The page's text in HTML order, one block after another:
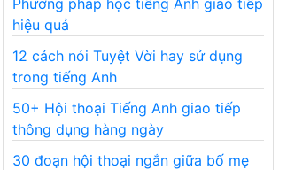
hiệu quả
12 cách nói Tuyệt Vời hay sử dụng
trong tiếng Anh
50+ Hội thoại Tiếng Anh giao tiếp
thông dụng hàng ngày
30 đoạn hội thoại ngắn giữa bố mẹ